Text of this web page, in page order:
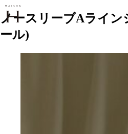
ノースリーブAライ
ール)